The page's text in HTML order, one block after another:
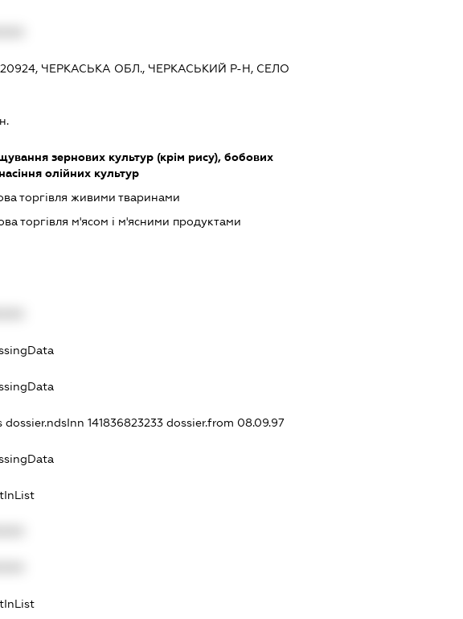
20924, ЧЕРКАСЬКА ОБЛ., ЧЕРКАСЬКИЙ Р-Н, СЕЛО
зернових культур (крім рису), бобових
олійних культур
торгівля живими тваринами
торгівля м'ясом і м'ясними продуктами
dossier.ndsInn 141836823233dossier.from 08.09.97